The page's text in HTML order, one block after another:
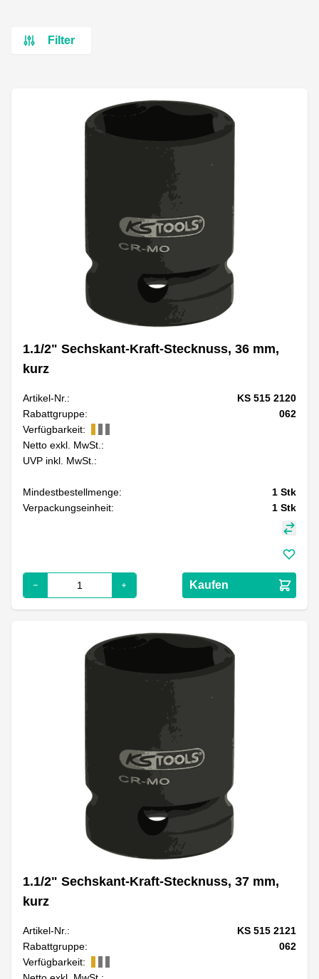
Filter
1.1/2" Sechskant-Kraft-Stecknuss, 36 mm,
kurz
Artikel-Nr.:
KS 515 2120
Rabattgruppe:
062
Verfügbarkeit:
Netto exkl. MwSt.:
UVP inkl. MwSt.:
Mindestbestellmenge: 1 Stk
Verpackungseinheit:
1 Stk
Kaufen
1.1/2" Sechskant-Kraft-Stecknuss, 37 mm,
kurz
Artikel-Nr.:
KS 515 2121
Rabattgruppe:
062
Verfügbarkeit: